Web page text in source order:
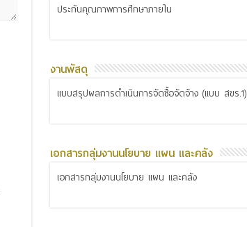
ประกันคุณภาพการศึกษาภายใน
งานพัสดุ
แบบสรุปผลการดำเนินการจัดซื้อจัดจ้าง (แบบ สขร.1)
เอกสารกลุ่มงานนโยบาย แผน และคลัง
เอกสารกลุ่มงานนโยบาย แผน และคลัง